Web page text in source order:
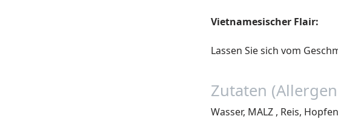
Vietnamesischer Flair:
Lassen Sie sich vom
Zutaten
Wasser, MALZ , Reis,